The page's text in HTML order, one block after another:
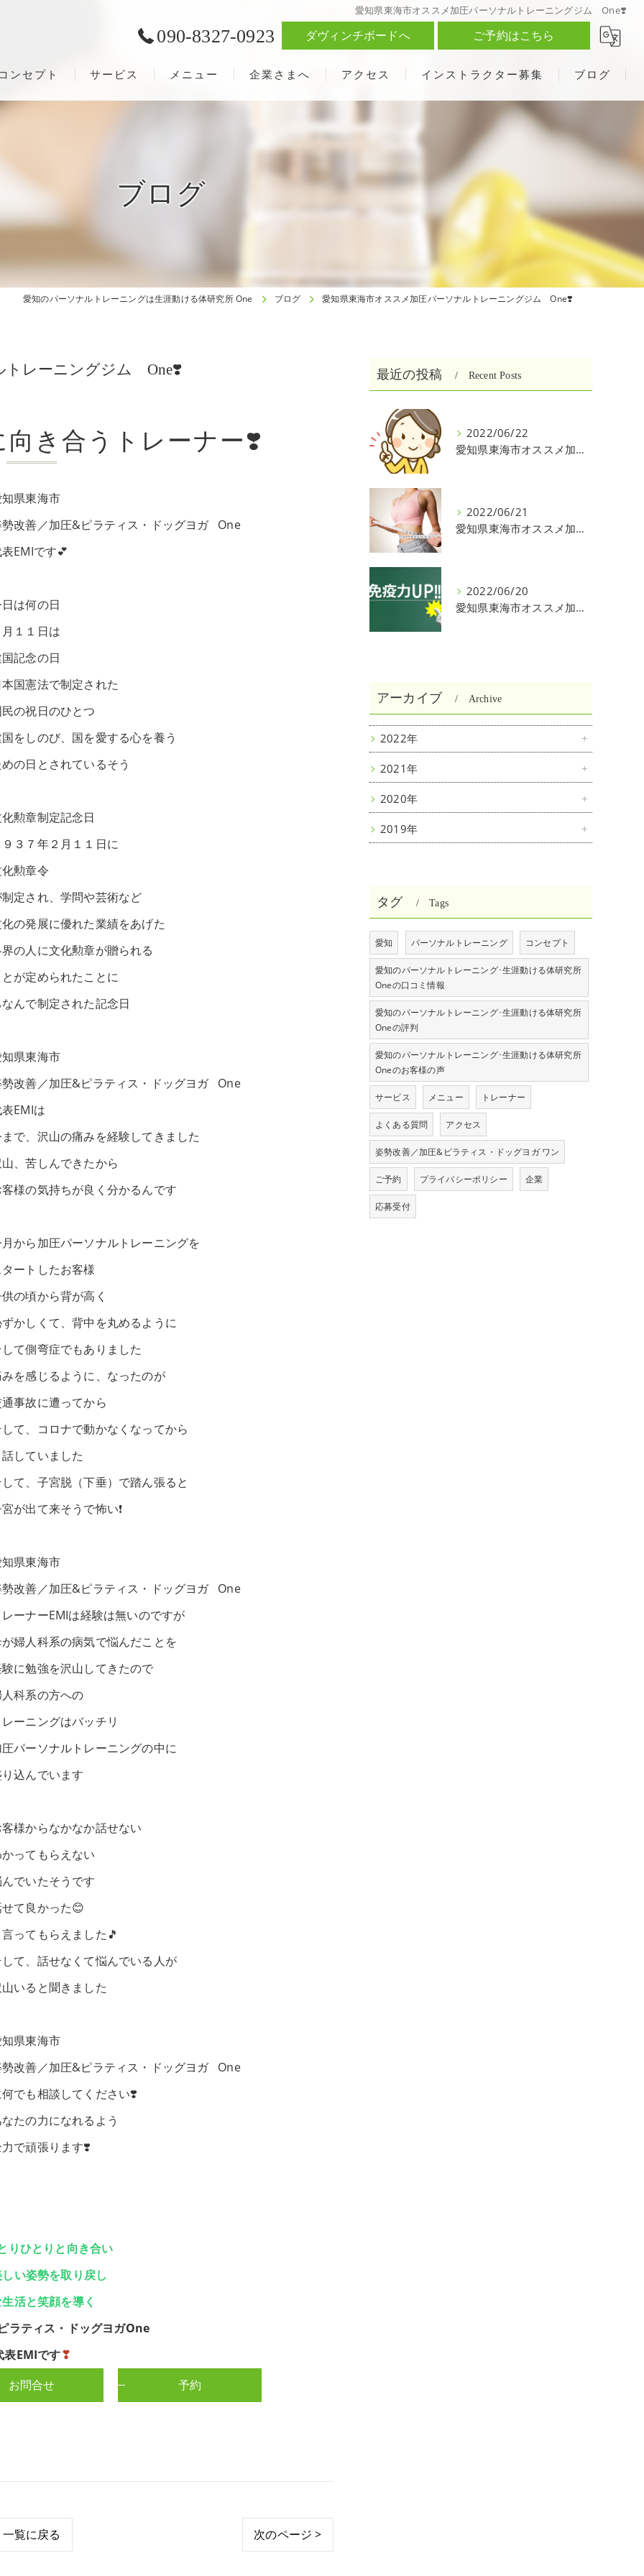
愛知県東海市オススメ加圧パーソナルトレーニングジム One❣️
090-8327-0923 ダヴィンチボードへ ご予約はこちら
ンセプト サービス メニュー 企業さまへ アクセス インストラクター募集 ブログ
ブログ
愛知のパーソナルトレーニングは生涯動ける体研究所 One ブログ 愛知県東海市オススメ加圧パーソナルトレーニングジム One❣️
トレーニングジム One❣️
き合うトレーナー❣️
県東海市
改善／加圧&ピラティス・ドッグヨガ One
EMIです💕
は何の日
１１日は
記念の日
国憲法で制定された
の祝日のひとつ
をしのび、国を愛する心を養う
の日とされているそう
勲章制定記念日
３７年２月１１日に
勲章令
定され、学問や芸術など
の発展に優れた業績をあげた
の人に文化勲章が贈られる
が定められたことに
んで制定された記念日
県東海市
改善／加圧&ピラティス・ドッグヨガ One
EMIは
で、沢山の痛みを経験してきました
、苦しんできたから
様の気持ちが良く分かるんです
から加圧パーソナルトレーニングを
ートしたお客様
の頃から背が高く
かしくて、背中を丸めるように
て側弯症でもありました
を感じるように、なったのが
事故に遭ってから
て、コロナで動かなくなってから
していました
て、子宮脱（下垂）で踏ん張ると
が出て来そうで怖い❗️
県東海市
改善／加圧&ピラティス・ドッグヨガ One
ーナーEMIは経験は無いのですが
婦人科系の病気で悩んだことを
に勉強を沢山してきたので
科系の方への
ーニングはバッチリ
パーソナルトレーニングの中に
込んでいます
様からなかなか話せない
ってもらえない
でいたそうです
て良かった😊
ってもらえました🎵
て、話せなくて悩んでいる人が
いると聞きました
県東海市
改善／加圧&ピラティス・ドッグヨガ One
でも相談してください❣️
たの力になれるよう
で頑張ります❣️
りひとりと向き合い
い姿勢を取り戻し
活と笑顔を導く
ラティス・ドッグヨガOne
表EMIです❣
お問合せ
予約
一覧に戻る 次のページ >
最近の投稿 Recent Posts
2022/06/22
愛知県東海市オススメ加圧パーソナルトレーニングジム One❣️
2022/06/21
愛知県東海市オススメ加圧パーソナルトレーニングジム One❣️
2022/06/20
愛知県東海市オススメ加圧パーソナルトレーニングジム One❣️
アーカイブ Archive
2022年
2021年
2020年
2019年
タグ Tags
愛知 パーソナルトレーニング コンセプト
愛知のパーソナルトレーニング･生涯動ける体研究所
Oneの口コミ情報
愛知のパーソナルトレーニング･生涯動ける体研究所
Oneの評判
愛知のパーソナルトレーニング･生涯動ける体研究所
Oneのお客様の声
サービス メニュー トレーナー
よくある質問 アクセス
姿勢改善／加圧&ピラティス・ドッグヨガ ワン
ご予約 プライバシーポリシー 企業
応募受付